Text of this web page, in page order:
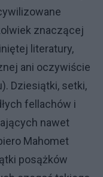
znaczącej
literatury,
ani oczywiście
Dziesiątki, setki,
fellachów i
nawet
Mahomet
posążków